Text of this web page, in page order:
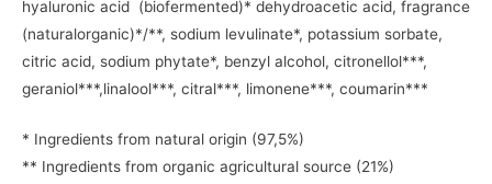
hyaluronic acid (biofermented)* dehydroacetic acid, fragrance
(naturalorganic)*/**, sodium levulinate*, potassium sorbate,
citric acid, sodium phytate*, benzyl alcohol, citronellol***,
geraniol***,linalool***, citral***, limonene***, coumarin***
* Ingredients from natural origin (97,5%)
** Ingredients from organic agricultural source (21%)